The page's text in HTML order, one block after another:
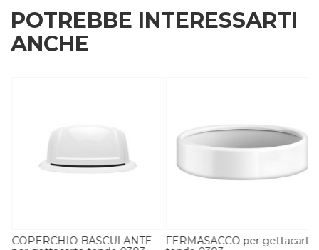
POTREBBE INTERESSARTI
ANCHE
COPERCHIO BASCULANTE
FERMASACCO per gettacarte